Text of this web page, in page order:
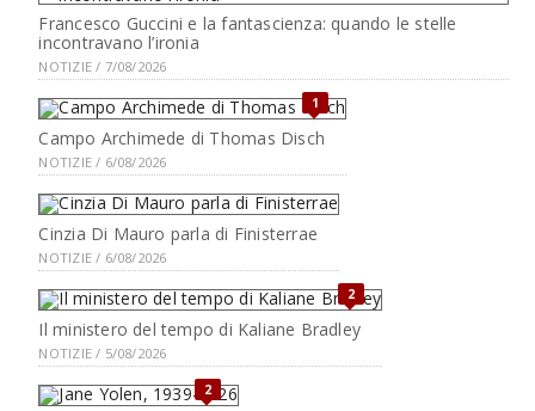
Francesco Guccini e la fantascienza: quando le stelle
incontravano l’ironia
NOTIZIE / 7/08/2026
1
Campo Archimede di Thomas Disch
NOTIZIE / 6/08/2026
Cinzia Di Mauro parla di Finisterrae
NOTIZIE / 6/08/2026
2
Il ministero del tempo di Kaliane Bradley
NOTIZIE / 5/08/2026
2